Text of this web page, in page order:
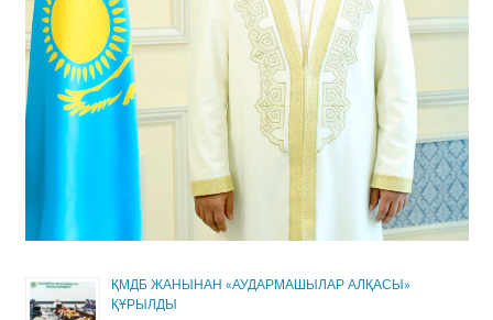
ҚМДБ ЖАНЫНАН «АУДАРМАШЫЛАР АЛҚАСЫ»
ҚҰРЫЛДЫ